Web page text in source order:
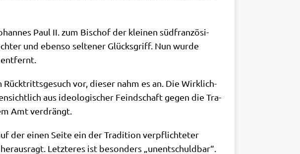
Paul II. zum Bischof der klei­nen süd­fran­zö­si­
und eben­so sel­te­ner Glücks­griff. Nun wur­de
vor, die­ser nahm es an. Die Wirk­lich­
aus ideo­lo­gi­scher Feind­schaft gegen die Tra­
Amt verdrängt.
der einen Sei­te ein der Tra­di­ti­on ver­pflich­te­ter
Letz­te­res ist beson­ders „unent­schuld­bar“.